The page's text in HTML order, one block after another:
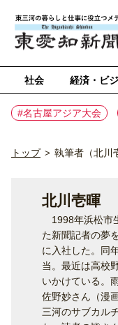
社会 経済・ビ
#名古屋アジア大会
トップ > 執筆者（北川
北川壱暉
1998年浜松市
た新聞記者の夢
に入社した。同
当。最近は高校
いかけている。
佐野妙さん（漫
三河のサブカル